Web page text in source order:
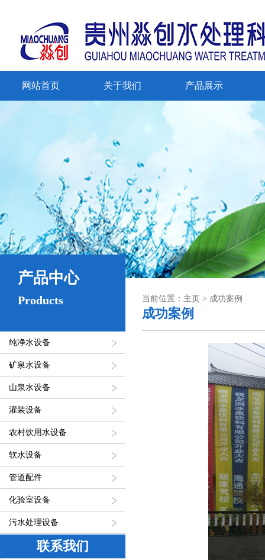
网站首页 关于我们 产品展示
产品中心
Products
纯净水设备
矿泉水设备
山泉水设备
灌装设备
农村饮用水设备
软水设备
管道配件
化验室设备
污水处理设备
联系我们
当前位置：主页 > 成功案例
成功案例